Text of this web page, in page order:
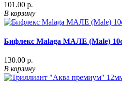
101.00 р.
В корзину
Бифлекс Malaga МАЛЕ (Male)
130.00 р.
В корзину